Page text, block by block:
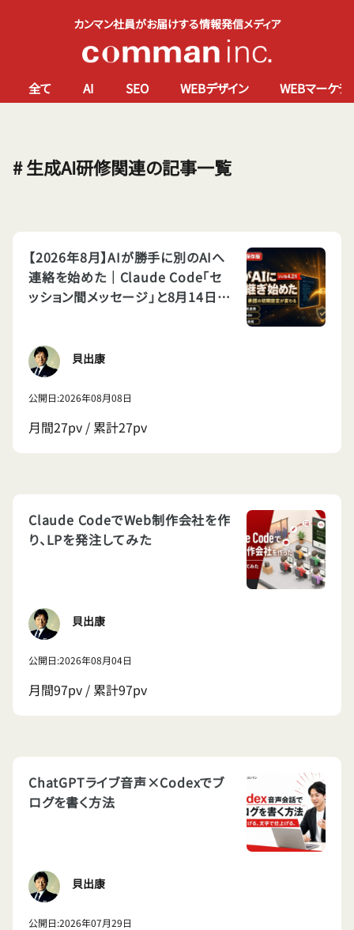
カンマン社員がお届けする情報発信メディア
全て AI SEO WEBデザイン WEBマーケテ
# 生成AI研修関連の記事一覧
【2026年8月】AIが勝手に別のAIへ
連絡を始めた｜Claude Code「セ
ッション間メッセージ」と8月14日の
貝出康
公開日:2026年08月08日
月間27pv / 累計27pv
Claude CodeでWeb制作会社を作
り、LPを発注してみた
貝出康
公開日:2026年08月04日
月間97pv / 累計97pv
ChatGPTライブ音声×Codexでブ
ログを書く方法
貝出康
公開日:2026年07月29日